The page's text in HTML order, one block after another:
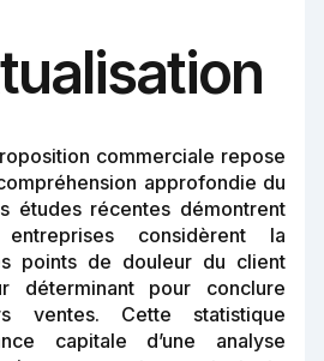
commerciale repose
approfondie du
études récentes démontrent
considèrent la
points de douleur du client
déterminant pour conclure
ventes. Cette statistique
capitale d’une analyse